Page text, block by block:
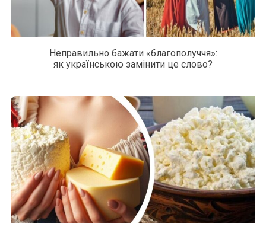
Неправильно бажати «благополуччя»:
як українською замінити це слово?